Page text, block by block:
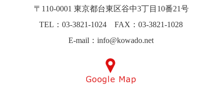
〒110-0001 東京都台東区谷中3丁目10番21号
TEL：03-3821-1024 FAX：03-3821-1028
E-mail：info@kowado.net